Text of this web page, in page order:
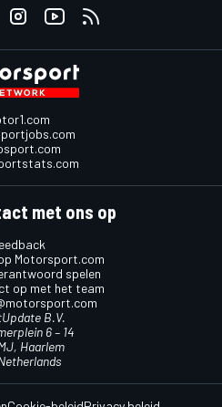
met ons op
Motorsport.com
spelen
op met het team
B.V.
6 – 14
Haarlem